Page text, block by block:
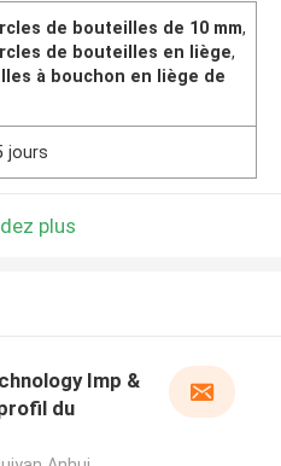
de bouteilles de 10 mm,
de bouteilles en liège,
à bouchon en liège de
jours
plus
Imp &
du